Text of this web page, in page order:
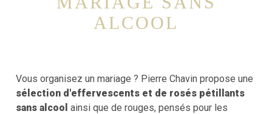
ALCOOL
Vous organisez un mariage ? Pierre Chavin propose une
sélection d'effervescents et de rosés pétillants
sans alcool ainsi que de rouges, pensés pour les